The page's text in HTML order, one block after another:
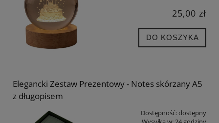
25,00 zł
DO KOSZYKA
Elegancki Zestaw Prezentowy - Notes skórzany A5
z długopisem
Dostępność:dostępny